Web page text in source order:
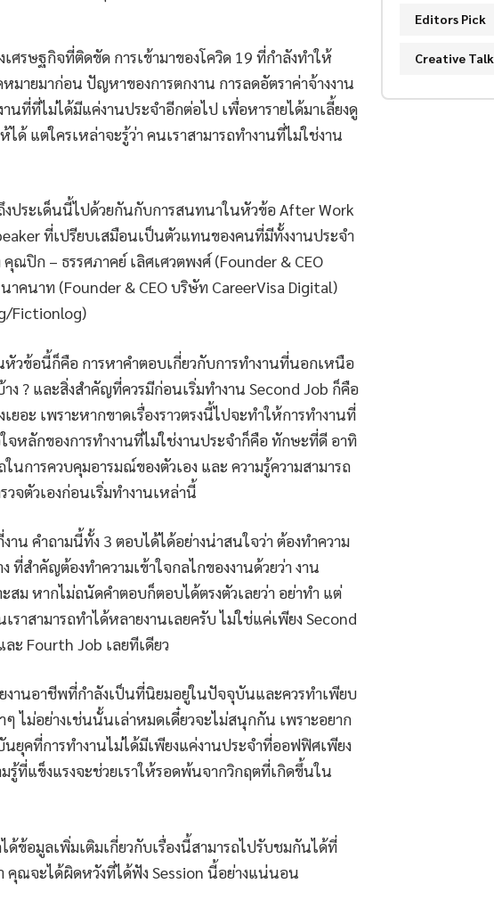
ศรษฐกิจที่ติดขัด การเข้ามาของโควิด 19 ที่กำลังทำให้
ายมาก่อน ปัญหาของการตกงาน การลดอัตราค่าจ้างงาน
ที่ที่ไม่ได้มีแค่งานประจำอีกต่อไป เพื่อหารายได้มาเลี้ยงดู
ด้ แต่ใครเหล่าจะรู้ว่า คนเราสามารถทำงานที่ไม่ใช่งาน
ประเด็นนี้ไปด้วยกันกับการสนทนาในหัวข้อ After Work
ที่เปรียบเสมือนเป็นตัวแทนของคนที่มีทั้งงานประจำ
ณปิก – ธรรศภาคย์ เลิศเศวตพงศ์ (Founder & CEO
คนาท (Founder & CEO บริษัท CareerVisa Digital)
Fictionlog)
วข้อนี้ก็คือ การหาคำตอบเกี่ยวกับการทำงานที่นอกเหนือ
ง ? และสิ่งสำคัญที่ควรมีก่อนเริ่มทำงาน Second Job ก็คือ
อะ เพราะหากขาดเรื่องราวตรงนี้ไปจะทำให้การทำงานที่
หลักของการทำงานที่ไม่ใช่งานประจำก็คือ ทักษะที่ดี อาทิ
นการควบคุมอารมณ์ของตัวเอง และ ความรู้ความสามารถ
จตัวเองก่อนเริ่มทำงานเหล่านี้
งาน คำถามนี้ทั้ง 3 ตอบได้ได้อย่างน่าสนใจว่า ต้องทำความ
ที่สำคัญต้องทำความเข้าใจกลไกของงานด้วยว่า งาน
ม หากไม่ถนัดคำตอบก็ตอบได้ตรงตัวเลยว่า อย่าทำ แต่
ราสามารถทำได้หลายงานเลยครับ ไม่ใช่แค่เพียง Second
ะ Fourth Job เลยทีเดียว
งานอาชีพที่กำลังเป็นที่นิยมอยู่ในปัจจุบันและควรทำเพียบ
ๆ ไม่อย่างเช่นนั้นเล่าหมดเดี๋ยวจะไม่สนุกกัน เพราะอยาก
ยุคที่การทำงานไม่ได้มีเพียงแค่งานประจำที่ออฟฟิศเพียง
รู้ที่แข็งแรงจะช่วยเราให้รอดพ้นจากวิกฤตที่เกิดขึ้นใน
ข้อมูลเพิ่มเติมเกี่ยวกับเรื่องนี้สามารถไปรับชมกันได้ที่
คุณจะได้ผิดหวังที่ได้ฟัง Session นี้อย่างแน่นอน
Editors Pick
Creative Talk